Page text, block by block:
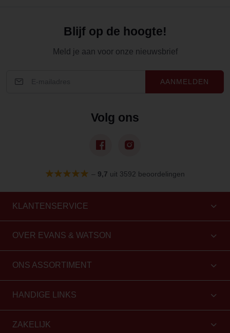
Blijf op de hoogte!
Meld je aan voor onze nieuwsbrief
AANMELDEN
Volg ons
– 9,7 uit 3592 beoordelingen
KLANTENSERVICE
OVER EVANS & WATSON
ONS ASSORTIMENT
HANDIGE LINKS
ZAKELIJK